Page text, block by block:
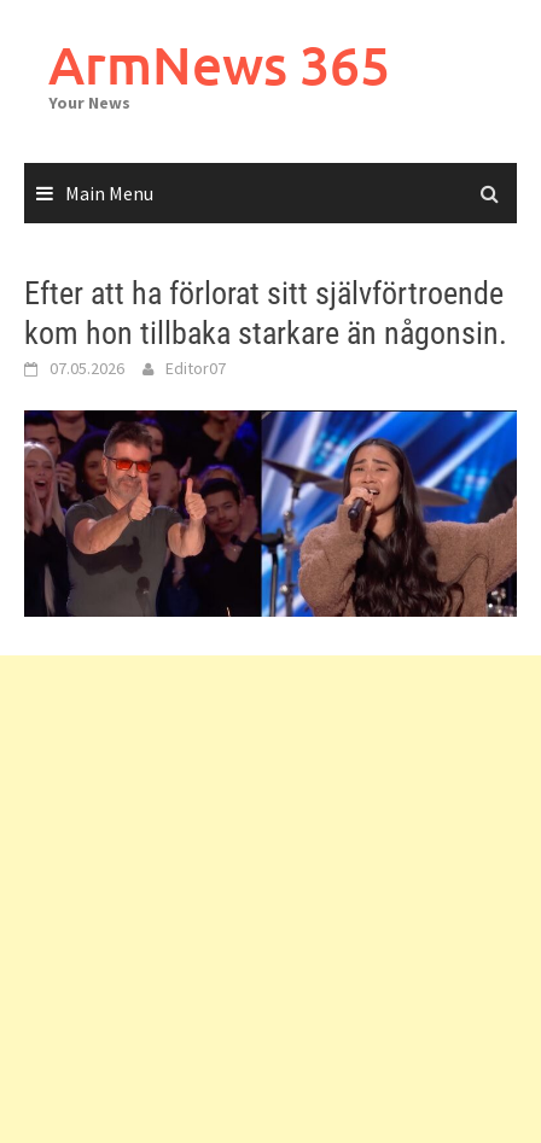
contentArmNews 365
Your News
Main Menu
Efter att ha förlorat sitt självförtroende
kom hon tillbaka starkare än någonsin.
07.05.2026 Editor07